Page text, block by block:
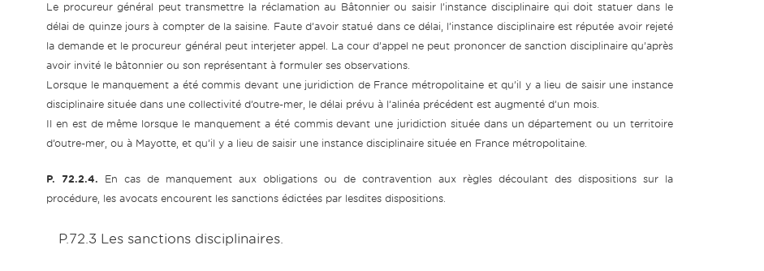
Le procureur général peut transmettre la réclamation au Bâtonnier ou saisir l’instance disciplinaire qui doit statuer dans le
délai de quinze jours à compter de la saisine. Faute d’avoir statué dans ce délai, l’instance disciplinaire est réputée avoir rejeté
la demande et le procureur général peut interjeter appel. La cour d’appel ne peut prononcer de sanction disciplinaire qu’après
avoir invité le bâtonnier ou son représentant à formuler ses observations.
Lorsque le manquement a été commis devant une juridiction de France métropolitaine et qu’il y a lieu de saisir une instance
disciplinaire située dans une collectivité d’outre-mer, le délai prévu à l’alinéa précédent est augmenté d’un mois.
Il en est de même lorsque le manquement a été commis devant une juridiction située dans un département ou un territoire
d’outre-mer, ou à Mayotte, et qu’il y a lieu de saisir une instance disciplinaire située en France métropolitaine.
P. 72.2.4. En cas de manquement aux obligations ou de contravention aux règles découlant des dispositions sur la
procédure, les avocats encourent les sanctions édictées par lesdites dispositions.
P.72.3 Les sanctions disciplinaires.